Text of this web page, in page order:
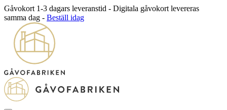
Gåvokort 1-3 dagars leveranstid - Digitala gåvokort levereras
samma dag - Beställ idag